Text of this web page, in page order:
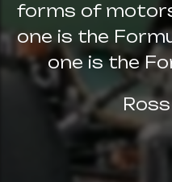
forms of
one is the
one is the